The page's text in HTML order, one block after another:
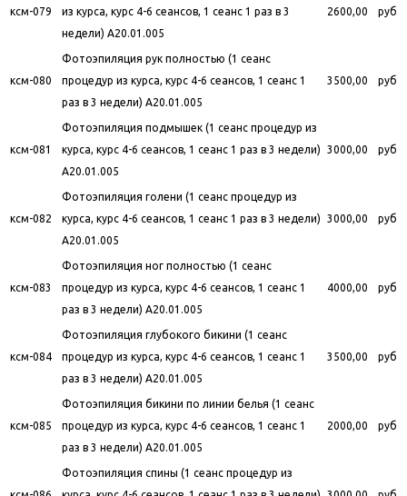
ксм-079
из курса, курс 4-6 сеансов, 1 сеанс 1 раз в 3
недели) A20.01.005
2600,00 руб
ксм-080
Фотоэпиляция рук полностью (1 сеанс
процедур из курса, курс 4-6 сеансов, 1 сеанс 1
раз в 3 недели) A20.01.005
3500,00 руб
ксм-081
Фотоэпиляция подмышек (1 сеанс процедур из
курса, курс 4-6 сеансов, 1 сеанс 1 раз в 3 недели)
A20.01.005
3000,00 руб
ксм-082
Фотоэпиляция голени (1 сеанс процедур из
курса, курс 4-6 сеансов, 1 сеанс 1 раз в 3 недели)
A20.01.005
3000,00 руб
ксм-083
Фотоэпиляция ног полностью (1 сеанс
процедур из курса, курс 4-6 сеансов, 1 сеанс 1
раз в 3 недели) A20.01.005
4000,00 руб
ксм-084
Фотоэпиляция глубокого бикини (1 сеанс
процедур из курса, курс 4-6 сеансов, 1 сеанс 1
раз в 3 недели) A20.01.005
3500,00 руб
ксм-085
Фотоэпиляция бикини по линии белья (1 сеанс
процедур из курса, курс 4-6 сеансов, 1 сеанс 1
раз в 3 недели) A20.01.005
2000,00 руб
Фотоэпиляция спины (1 сеанс процедур из